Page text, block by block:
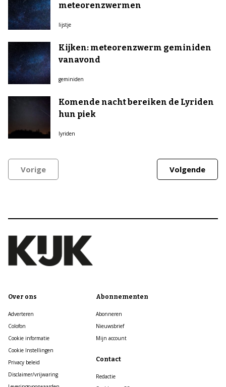
meteorenzwermen
lijstje
Kijken: meteorenzwerm geminiden
vanavond
geminiden
Komende nacht bereiken de Lyriden
hun piek
lyriden
Vorige Volgende
Over ons
Adverteren
Colofon
Cookie informatie
Cookie Instellingen
Privacy beleid
Disclaimer/vrijwaring
Abonnementen
Abonneren
Nieuwsbrief
Mijn account
Contact
Redactie